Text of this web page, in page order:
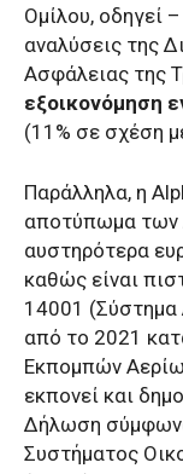
Ομίλου, οδηγεί
αναλύσεις της
Ασφάλειας της
εξοικονόμηση
(11% σε σχέση
Παράλληλα, η
αποτύπωμα των
αυστηρότερα
καθώς είναι
14001 (Σύστημα
από το 2021
Εκπομπών
εκπονεί και
Δήλωση
Συστήματος